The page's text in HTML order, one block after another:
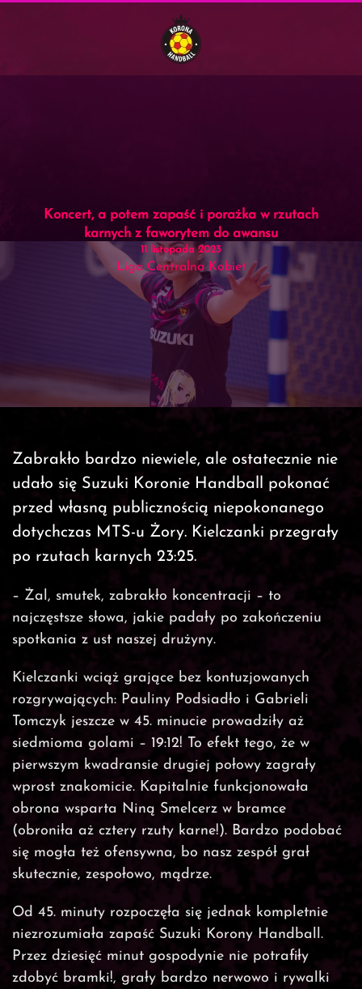
Koncert, a potem zapaść i porażka w rzutach
karnych z faworytem do awansu
11 listopada 2023
Liga Centralna Kobiet
Zabrakło bardzo niewiele, ale ostatecznie nie
udało się Suzuki Koronie Handball pokonać
przed własną publicznością niepokonanego
dotychczas MTS-u Żory. Kielczanki przegrały
po rzutach karnych 23:25.
– Żal, smutek, zabrakło koncentracji – to
najczęstsze słowa, jakie padały po zakończeniu
spotkania z ust naszej drużyny.
Kielczanki wciąż grające bez kontuzjowanych
rozgrywających: Pauliny Podsiadło i Gabrieli
Tomczyk jeszcze w 45. minucie prowadziły aż
siedmioma golami – 19:12! To efekt tego, że w
pierwszym kwadransie drugiej połowy zagrały
wprost znakomicie. Kapitalnie funkcjonowała
obrona wsparta Niną Smelcerz w bramce
(obroniła aż cztery rzuty karne!). Bardzo podobać
się mogła też ofensywna, bo nasz zespół grał
skutecznie, zespołowo, mądrze.
Od 45. minuty rozpoczęła się jednak kompletnie
niezrozumiała zapaść Suzuki Korony Handball.
Przez dziesięć minut gospodynie nie potrafiły
zdobyć bramki!, grały bardzo nerwowo i rywalki